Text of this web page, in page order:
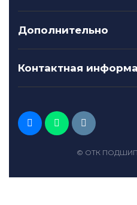
Дополнительно
Контактная
© ОТК